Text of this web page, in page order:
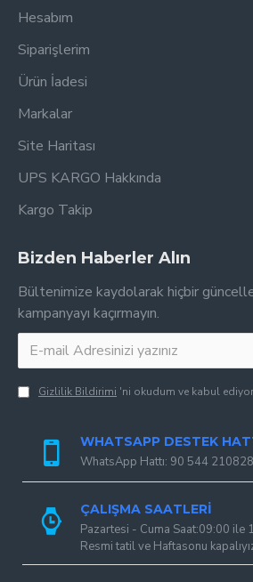
Hesabım
Siparişlerim
Ürün İadesi
Markalar
Site Haritası
UPS KARGO Hakkında
Kargo Takip
Bizden Haberler Alın
Bültenimize kaydolarak hiçbir
kampanyayı kaçırmayın.
Gizlilik Bildirimi 'ni okudum ve kabul
WHATSAPP DESTEK
WhatsApp Hattı: 90 544
ÇALIŞMA SAATLERI
Pazartesi - Cuma Saat:09:00 ile
Resmi tatil ve Haftasonu